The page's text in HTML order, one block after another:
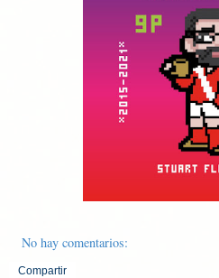
No hay comentarios:
Compartir